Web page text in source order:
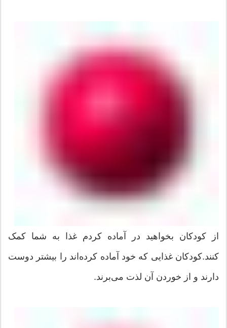
از کودکان بخواهید در آماده کردم غذا به شما کمک
کنند.کودکان غذایی که خود آماده کرده‌اند را بیشتر دوست
دارند و از خوردن آن لذت می‌برند.